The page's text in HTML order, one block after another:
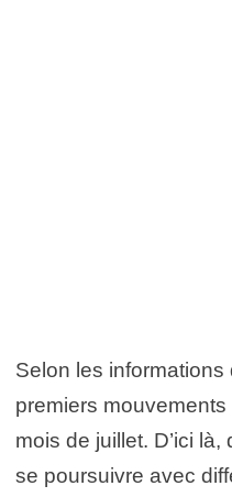
Selon les
premiers
mois de juillet. D’ici
se poursuivre avec